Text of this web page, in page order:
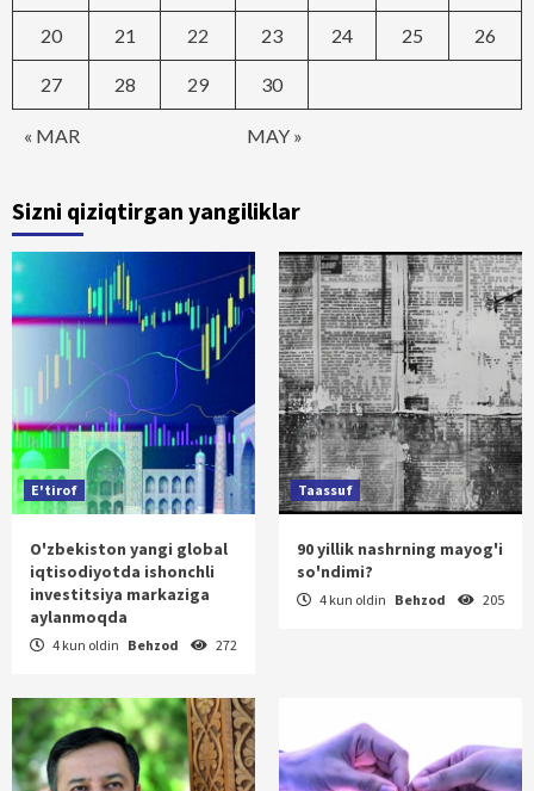
« MAR MAY »
20 21 22 23 24 25 26
27 28 29 30
Sizni qiziqtirgan yangiliklar
E'tirof
O'zbekiston yangi global
iqtisodiyotda ishonchli
investitsiya markaziga
aylanmoqda
4 kun oldin Behzod 272
Taassuf
90 yillik nashrning mayog'i
so'ndimi?
4 kun oldin Behzod 205